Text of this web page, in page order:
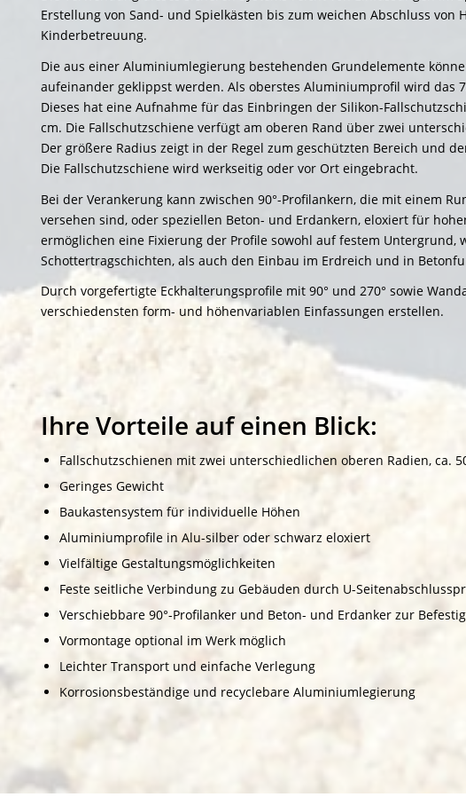
Erstellung von Sand- und Spielkästen bis zum weichen Abschluss
Kinderbetreuung.
Die aus einer Aluminiumlegierung bestehenden Grundelemente
aufeinander geklippst werden. Als oberstes Aluminiumprofil wird das
Dieses hat eine Aufnahme für das Einbringen der Silikon-
cm. Die Fallschutzschiene verfügt am oberen Rand über zwei
Der größere Radius zeigt in der Regel zum geschützten Bereich und
Die Fallschutzschiene wird werkseitig oder vor Ort eingebracht.
Bei der Verankerung kann zwischen 90°-Profilankern, die mit einem
versehen sind, oder speziellen Beton- und Erdankern, eloxiert für
ermöglichen eine Fixierung der Profile sowohl auf festem Untergrund,
Schottertragschichten, als auch den Einbau im Erdreich und in
Durch vorgefertigte Eckhalterungsprofile mit 90° und 270° sowie
verschiedensten form- und höhenvariablen Einfassungen erstellen.
Ihre Vorteile auf einen Blick:
Fallschutzschienen mit zwei unterschiedlichen oberen Radien, ca.
Geringes Gewicht
Baukastensystem für individuelle Höhen
Aluminiumprofile in Alu-silber oder schwarz eloxiert
Vielfältige Gestaltungsmöglichkeiten
Feste seitliche Verbindung zu Gebäuden durch U-
Verschiebbare 90°-Profilanker und Beton- und Erdanker zur
Vormontage optional im Werk möglich
Leichter Transport und einfache Verlegung
Korrosionsbeständige und recyclebare Aluminiumlegierung